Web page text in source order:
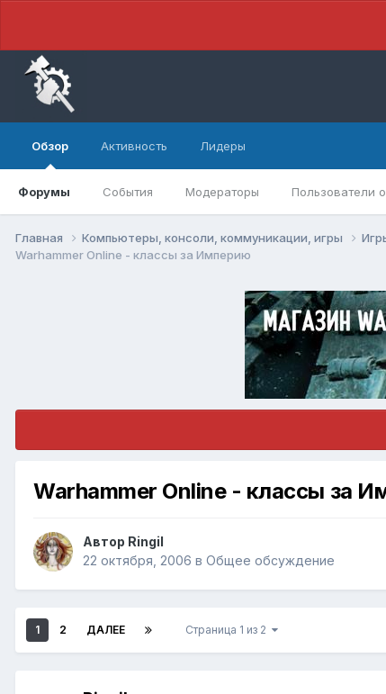
Обзор
Форумы События Модераторы Пользователи
Активность Лидеры
Главная Компьютеры, консоли, коммуникации, игры
Warhammer Online - классы за Империю
Warhammer Online - классы за
Автор Ringil
22 октября, 2006 в Общее обсуждение
1 2 ДАЛЕЕ Страница 1 из 2